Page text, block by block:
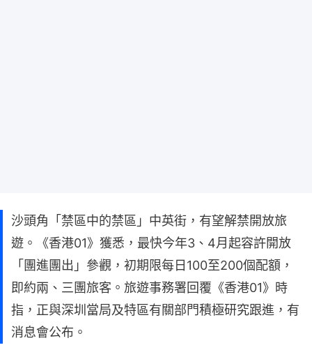
沙頭角「禁區中的禁區」中英街，有望解禁開放旅
遊。《香港01》獲悉，最快今年3、4月起容許開放
「團進團出」參觀，初期限每日100至200個配額，
即約兩、三團旅客。旅遊事務署回覆《香港01》時
指，正與深圳當局及特區有關部門積極研究跟進，有
消息會公布。